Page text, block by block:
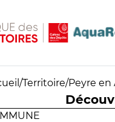
/Territoire/Peyre en